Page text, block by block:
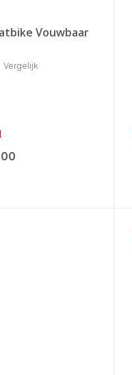
Vouwbaar
Vergelijk